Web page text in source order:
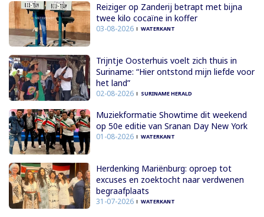
Reiziger op Zanderij betrapt met bijna
twee kilo cocaïne in koffer
03-08-2026 WATERKANT
Trijntje Oosterhuis voelt zich thuis in
Suriname: “Hier ontstond mijn liefde voor
het land”
02-08-2026 SURINAME HERALD
Muziekformatie Showtime dit weekend
op 50e editie van Sranan Day New York
01-08-2026 WATERKANT
Herdenking Mariënburg: oproep tot
excuses en zoektocht naar verdwenen
begraafplaats
31-07-2026 WATERKANT